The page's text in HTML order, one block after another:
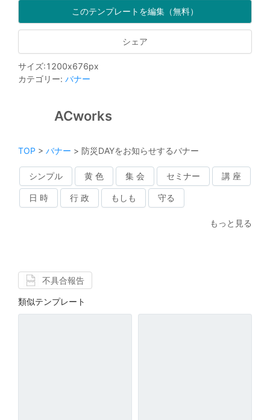
このテンプレートを編集（無料）
シェア
サイズ:1200x676px
カテゴリー: バナー
ACworks
TOP > バナー > 防災DAYをお知らせするバナー
シンプル 黄 色 集 会 セミナー 講 座
日 時 行 政 もしも 守る
もっと見る
不具合報告
類似テンプレート